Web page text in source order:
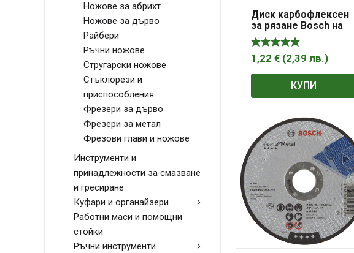
Ножове за абрихт
Ножове за дърво
Райбери
Ръчни ножове
Стругарски ножове
Стъклорези и
приспособления
Фрезери за дърво
Фрезери за метал
Фрезови глави и ножове
Инструменти и
принадлежности за смазване
и гресиране
Куфари и органайзери
Работни маси и помощни
стойки
Ръчни инструменти
Диск карбофлексен
за рязане Bosch на
камък и неметали
125 мм, 22.23 мм, 3
мм, Standard for
1,22 € (2,39 лв.)
КУПИ